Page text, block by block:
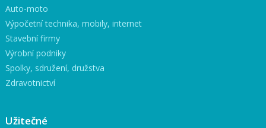
Auto-moto
Výpočetní technika, mobily, internet
Stavební firmy
Výrobní podniky
Spolky, sdružení, družstva
Zdravotnictví
Užitečné